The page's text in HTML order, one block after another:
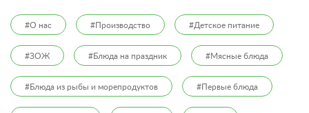
#О нас #Производство #Детское питание
#ЗОЖ #Блюда на праздник #Мясные блюда
#Блюда из рыбы и морепродуктов #Первые блюда